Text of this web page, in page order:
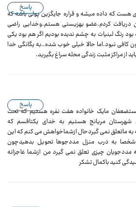
هست که داده میشه و قراره جایگزین پولی باشه که
دریافت کردم.عضو بهزیستی هستم.وخدایی راضی
رنگ لبنیات به چشم ندیده بودیم اگر هم بود یکی
کافی نبود.اما حالا خیلی خوب شده..به یگانگی خدا
از مراکز مثبت زندگی محله سراغ بگیرید.
پاسخ
مایک خانواده هفت نفره هستیم که تحت
مریانج هستیم به خدای یکتاقسم که
به ماتعلق نمی گیردحال ازشماخواهش می کنم که این
به درب منزل مددجوها تحویل بدهیدچون
مددجویان چیزی تعلق نمی گیرد من ازشما عاجزانه
کنید باکمال تشکر
پاسخ